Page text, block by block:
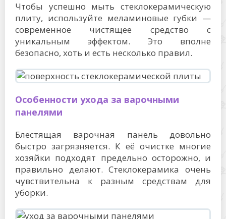
Чтобы успешно мыть стеклокерамическую
плиту, используйте меламиновые губки —
современное чистящее средство с
уникальным эффектом. Это вполне
безопасно, хоть и есть несколько правил.
Особенности ухода за варочными
панелями
Блестящая варочная панель довольно
быстро загрязняется. К её очистке многие
хозяйки подходят предельно осторожно, и
правильно делают. Стеклокерамика очень
чувствительна к разным средствам для
уборки.